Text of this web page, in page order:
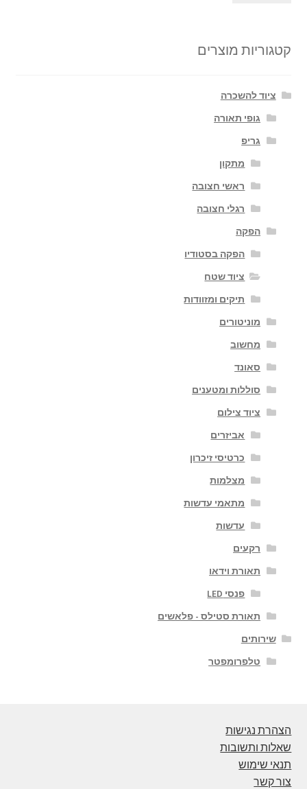
קטגוריות מוצרים
ציוד להשכרה
גופי תאורה
גריפ
מתקון
ראשי חצובה
רגלי חצובה
הפקה
הפקה בסטודיו
ציוד שטח
תיקים ומזוודות
מוניטורים
מחשוב
סאונד
סוללות ומטענים
ציוד צילום
אביזרים
כרטיסי זיכרון
מצלמות
מתאמי עדשות
עדשות
רקעים
תאורת וידאו
פנסי LED
תאורת סטילס - פלאשים
שירותים
טלפרומפטר
הצהרת נגישות
שאלות ותשובות
תנאי שימוש
צור קשר